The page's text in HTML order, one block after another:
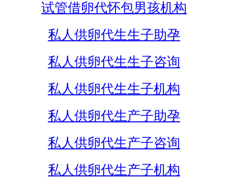
试管借卵代怀包男孩机构
私人供卵代生生子助孕
私人供卵代生生子咨询
私人供卵代生生子机构
私人供卵代生产子助孕
私人供卵代生产子咨询
私人供卵代生产子机构